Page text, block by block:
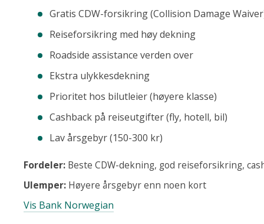
Gratis CDW-forsikring (Collision Damage
Reiseforsikring med høy dekning
Roadside assistance verden over
Ekstra ulykkesdekning
Prioritet hos bilutleier (høyere klasse)
Cashback på reiseutgifter (fly, hotell, bil)
Lav årsgebyr (150-300 kr)
Fordeler: Beste CDW-dekning, god reiseforsikring,
Ulemper: Høyere årsgebyr enn noen kort
Vis Bank Norwegian